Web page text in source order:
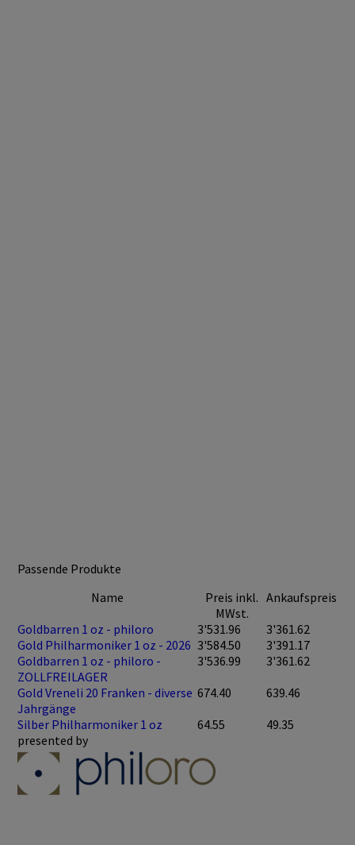
Passende Produkte
Name
Preis inkl.
MWst.
Ankaufspreis
Goldbarren 1 oz - philoro
3'531.96
3'361.62
Gold Philharmoniker 1 oz - 2026 3'584.50
3'391.17
Goldbarren 1 oz - philoro -
ZOLLFREILAGER
3'536.99
3'361.62
Gold Vreneli 20 Franken - diverse
Jahrgänge
674.40
639.46
Silber Philharmoniker 1 oz
64.55
49.35
presented by